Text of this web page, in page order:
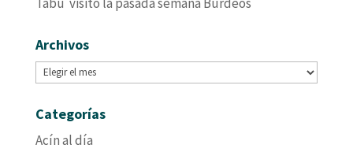
Archivos
Archivos
Categorías
Acín al día